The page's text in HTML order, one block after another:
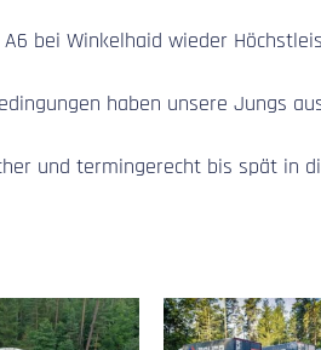
bei Winkelhaid wieder
haben unsere Jungs
und termingerecht bis spät in